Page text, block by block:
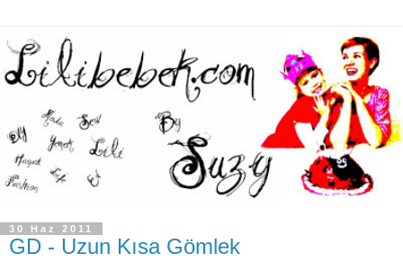
30 Haz 2011
GD - Uzun Kısa Gömlek